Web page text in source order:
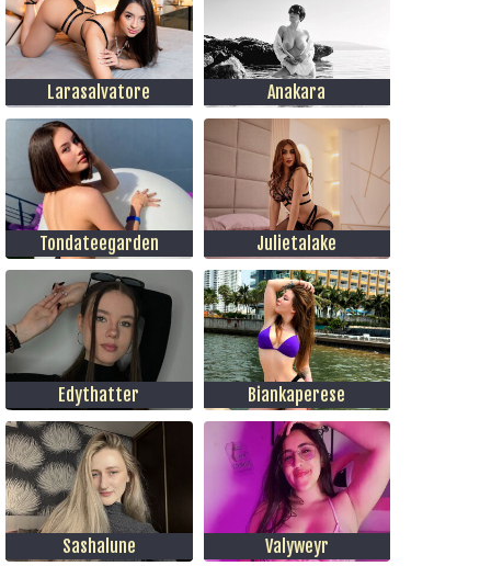
Larasalvatore Anakara
Tondateegarden Julietalake
Edythatter Biankaperese
Sashalune Valyweyr